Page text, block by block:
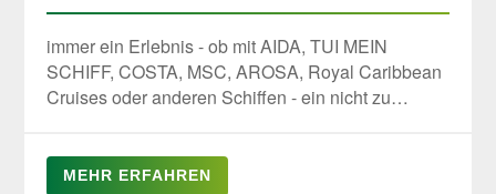
immer ein Erlebnis - ob mit AIDA, TUI MEIN
SCHIFF, COSTA, MSC, AROSA, Royal Caribbean
Cruises oder anderen Schiffen - ein nicht zu
MEHR ERFAHREN